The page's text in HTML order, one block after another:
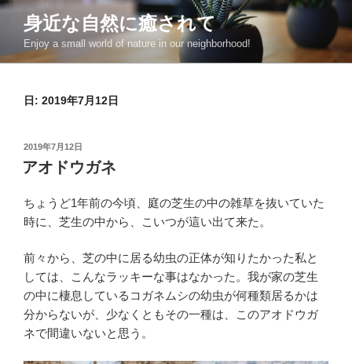
コ
ン
身近な自然に癒されて
Enjoy a small world of nature in our neighborhood!
日: 2019年7月12日
投
稿
日:
2019年7月12日
アオドウガネ
ちょうど1年前の今頃、庭の芝生の中の雑草を抜いていた
時に、芝生の中から、こいつが這い出て来た。
前々から、芝の中に居る幼虫の正体が知りたかった私と
しては、こんなラッキーな事はなかった。我が家の芝生
の中に棲息しているコガネムシの幼虫が何種類居るかは
分からないが、少なくともその一種は、このアオドウガ
ネで間違いないと思う。